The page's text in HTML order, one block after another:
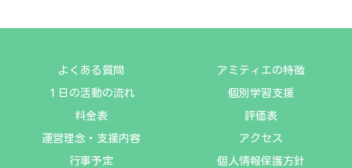
よくある質問 アミティエの特徴
１日の活動の流れ 個別学習支援
料金表 評価表
運営理念・支援内容 アクセス
行事予定 個人情報保護方針